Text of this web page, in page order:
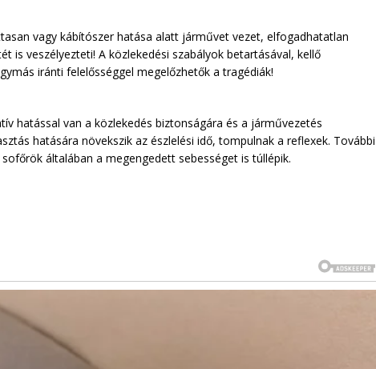
vagy kábítószer hatása alatt járművet vezet, elfogadhatatlan
is veszélyezteti! A közlekedési szabályok betartásával, kellő
iránti felelősséggel megelőzhetők a tragédiák!
hatással van a közlekedés biztonságára és a járművezetés
hatására növekszik az észlelési idő, tompulnak a reflexek. További
általában a megengedett sebességet is túllépik.